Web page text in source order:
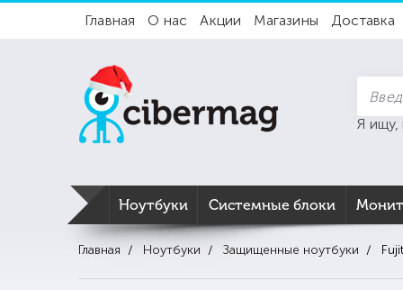
Главная О нас Акции Магазины Доставка
Я ищу,
Ноутбуки Системные блоки
Главная Ноутбуки Защищенные ноутбуки